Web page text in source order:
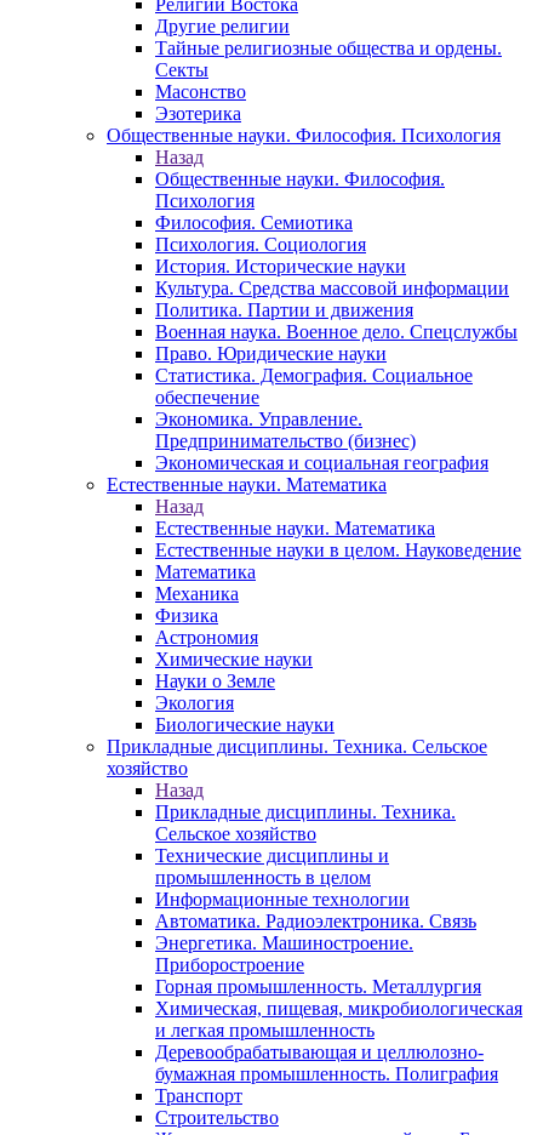
Религии Востока
Другие религии
Тайные религиозные общества и ордены.
Секты
Масонство
Эзотерика
Общественные науки. Философия. Психология
Назад
Общественные науки. Философия.
Психология
Философия. Семиотика
Психология. Социология
История. Исторические науки
Культура. Средства массовой информации
Политика. Партии и движения
Военная наука. Военное дело. Спецслужбы
Право. Юридические науки
Статистика. Демография. Социальное
обеспечение
Экономика. Управление.
Предпринимательство (бизнес)
Экономическая и социальная география
Естественные науки. Математика
Назад
Естественные науки. Математика
Естественные науки в целом. Науковедение
Математика
Механика
Физика
Астрономия
Химические науки
Науки о Земле
Экология
Биологические науки
Прикладные дисциплины. Техника. Сельское
хозяйство
Назад
Прикладные дисциплины. Техника.
Сельское хозяйство
Технические дисциплины и
промышленность в целом
Информационные технологии
Автоматика. Радиоэлектроника. Связь
Энергетика. Машиностроение.
Приборостроение
Горная промышленность. Металлургия
Химическая, пищевая, микробиологическая
и легкая промышленность
Деревообрабатывающая и целлюлозно-
бумажная промышленность. Полиграфия
Транспорт
Строительство